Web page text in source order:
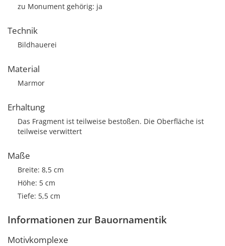
zu Monument gehörig: ja
Technik
Bildhauerei
Material
Marmor
Erhaltung
Das Fragment ist teilweise bestoßen. Die Oberfläche ist
teilweise verwittert
Maße
Breite: 8,5 cm
Höhe: 5 cm
Tiefe: 5,5 cm
Informationen zur Bauornamentik
Motivkomplexe